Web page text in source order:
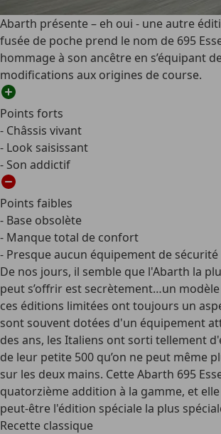
Abarth présente – eh oui - une autre
fusée de poche prend le nom de 695
hommage à son ancêtre en s’équipant
modifications aux origines de course.
Points forts
- Châssis vivant
- Look saisissant
- Son addictif
Points faibles
- Base obsolète
- Manque total de confort
- Presque aucun équipement de sécurité
De nos jours, il semble que l'Abarth la
peut s’offrir est secrètement…un
ces éditions limitées ont toujours un
sont souvent dotées d'un équipement
des ans, les Italiens ont sorti tellement
de leur petite 500 qu’on ne peut même
sur les deux mains. Cette Abarth 695
quatorzième addition à la gamme, et
peut-être l'édition spéciale la plus
Recette classique